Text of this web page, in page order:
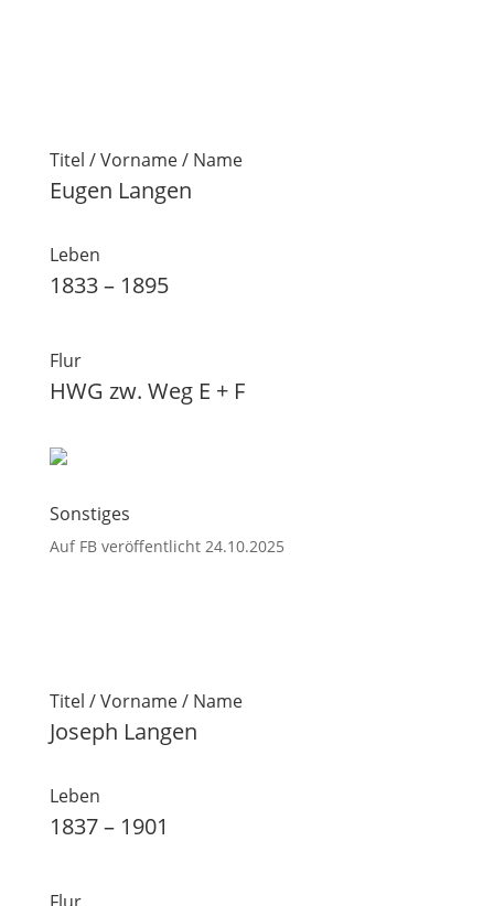
Titel / Vorname / Name
Eugen Langen
Leben
1833 – 1895
Flur
HWG zw. Weg E + F
Sonstiges
Auf FB veröffentlicht 24.10.2025
Titel / Vorname / Name
Joseph Langen
Leben
1837 – 1901